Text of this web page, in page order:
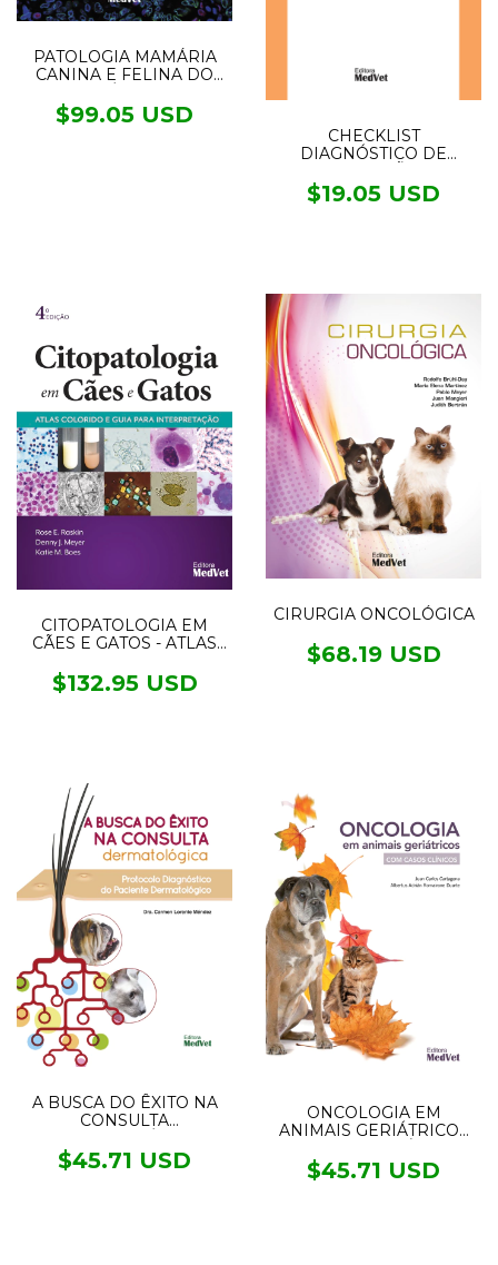
PATOLOGIA MAMÁRIA
CANINA E FELINA DO
TRATAMENTO 2°ED.
$99.05 USD
CHECKLIST
DIAGNÓSTICO DE
HEMATOLÓGICAS E
METABÓLICAS DOS
$19.05 USD
CITOPATOLOGIA EM
CÃES E GATOS - ATLAS
INTERPRETAÇÃO
$132.95 USD
CIRURGIA ONCOLÓGICA
$68.19 USD
A BUSCA DO ÊXITO NA
CONSULTA
$45.71 USD
ONCOLOGIA EM
ANIMAIS GERIÁTRICOS
$45.71 USD